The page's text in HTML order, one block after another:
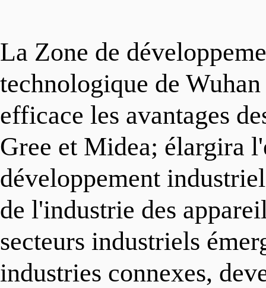
Réservoir de talents
Organismes de
Éducation
Services médicaux
Divertissement
Hébergement
日本语
Deutsch
La Zone de
technologique de
efficace les avantages
Gree et Midea; élargira
développement
de l'industrie des
secteurs industriels
industries connexes,